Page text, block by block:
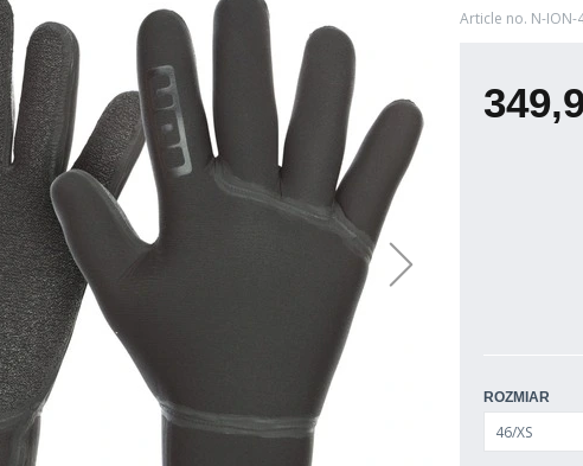
Article no. N-
ROZMIAR